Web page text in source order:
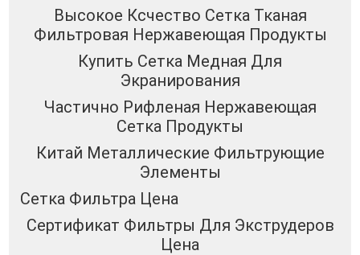
Высокое Ксчество Сетка Тканая
Фильтровая Нержавеющая Продукты
Купить Сетка Медная Для
Экранирования
Частично Рифленая Нержавеющая
Сетка Продукты
Китай Металлические Фильтрующие
Элементы
Сетка Фильтра Цена
Сертификат Фильтры Для Экструдеров
Цена